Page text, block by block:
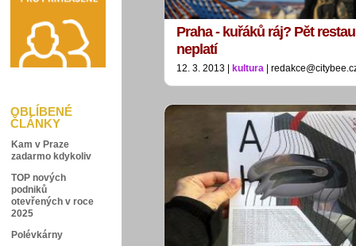
OBLÍBENÉ
ČLÁNKY
Kam v Praze
zadarmo kdykoliv
TOP nových
podniků
otevřených v roce
2025
Polévkárny
Praha - kuřáků ráj? Pět
neplatí
12. 3. 2013 | kultura |